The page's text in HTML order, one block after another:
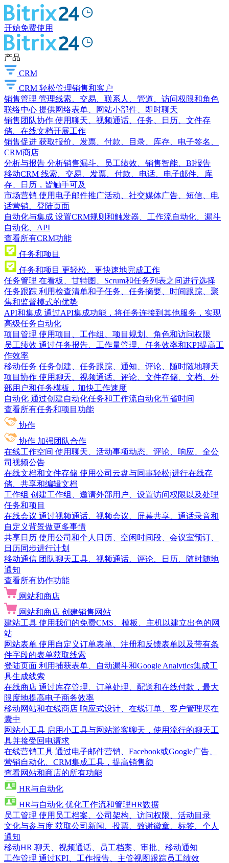
开始免费使用
产品
CRM
CRM 轻松管理销售和客户
销售管理 管理线索、交易、联系人、管道、访问权限和角色
联络中心 提供网络表单、网站小部件、即时聊天
销售团队协作 使用聊天、视频通话、任务、日历、文件存
储、在线文档开展工作
销售促进 获取报价、发票、付款、目录、库存、电子签名、
CRM商店
分析与报告 分析销售漏斗、员工绩效、销售智能、BI报告
移动CRM 线索、交易、发票、付款、电话、电子邮件、库
存、日历，皆触手可及
市场营销 使用电子邮件推广活动、社交媒体广告、短信、电
话营销、登陆页面
自动化与集成 设置CRM规则和触发器、工作流自动化、漏斗
自动化、API
查看所有CRM功能
任务和项目
任务和项目 更轻松、更快速地完成工作
任务管理 在看板、甘特图、Scrum和任务列表之间进行选择
任务跟踪 利用检查清单和子任务、任务摘要、时间跟踪、聚
焦和监督模式的优势
API和集成 通过API集成功能，将任务连接到其他服务，实现
高级任务自动化
项目管理 使用项目、工作组、项目规划、角色和访问权限
员工绩效 通过任务报告、工作量管理、任务效率和KPI提高工
作效率
移动任务 任务创建、任务跟踪、通知、评论、随时随地聊天
项目协作 使用聊天、视频通话、评论、文件存储、文档、外
部用户和任务模板，加快工作速度
自动化 通过创建自动化任务和工作流自动化节省时间
查看所有任务和项目功能
协作
协作 加强团队合作
在线工作空间 使用聊天、活动事项动态、评论、响应、全公
司视频公告
在线文档和文件存储 使用公司云盘与同事轻松j进行在线存
储、共享和编辑文档
工作组 创建工作组、邀请外部用户、设置访问权限以及处理
任务和项目
在线会议 通过视频通话、视频会议、屏幕共享、通话录音和
自定义背景做更多事情
共享日历 使用公司和个人日历、空闲时间段、会议室预订、
日历同步进行计划
移动通信 团队聊天工具、视频通话、评论、日历、随时随地
通知
查看所有协作功能
网站和商店
网站和商店 创建销售网站
建站工具 使用我们的免费CMS、模板、主机以建立出色的网
站
网站表单 使用自定义订单表单、注册和反馈表单以及带有条
件字段的表单获取线索
登陆页面 利用捕获表单、自动漏斗和Google Analytics集成工
具生成线索
在线商店 通过库存管理、订单处理、配送和在线付款，最大
限度地提高电子商务效率
移动网站和在线商店 响应式设计、在线订单、客户管理尽在
囊中
网站小工具 启用小工具与网站游客聊天，使用流行的聊天工
具并接受回电请求
在线营销工具 通过电子邮件营销、Facebook或Google广告、
营销自动化、CRM集成工具，提高销售额
查看网站和商店的所有功能
HR与自动化
HR与自动化 优化工作流和管理HR数据
员工管理 使用员工档案、公司架构、访问权限、活动目录
文化与参与度 获取公司新闻、投票、致谢徽章、标签、个人
通知
移动HR 聊天、视频通话、员工档案、审批、移动通知
工作管理 通过KPI、工作报告、主管视图跟踪员工绩效